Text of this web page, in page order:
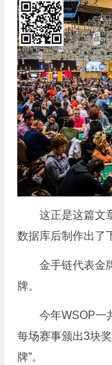
这正是这篇文
数据库后制作出了
金手链代表金
牌。
今年WSOP一
每场赛事颁出3块
牌”。